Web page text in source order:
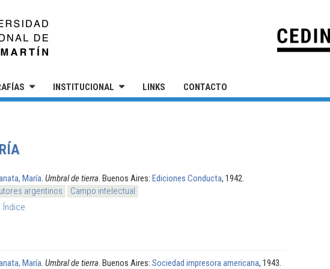
INSTITUCIONAL LINKS CONTACTO
María Umbral de tierra . Buenos Aires: Ediciones Conducta, 1942.
argentinos
Campo intelectual
Índice
María Umbral de tierra . Buenos Aires: Sociedad impresora americana, 1943.